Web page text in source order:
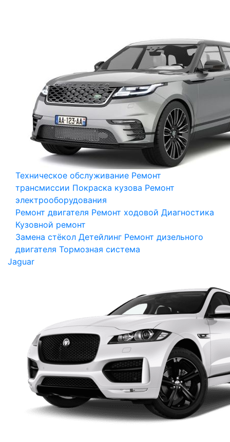
Техническое обслуживание Ремонт
трансмиссии Покраска кузова Ремонт
электрооборудования
Ремонт двигателя Ремонт ходовой Диагностика
Кузовной ремонт
Замена стёкол Детейлинг Ремонт дизельного
двигателя Тормозная система
Jaguar